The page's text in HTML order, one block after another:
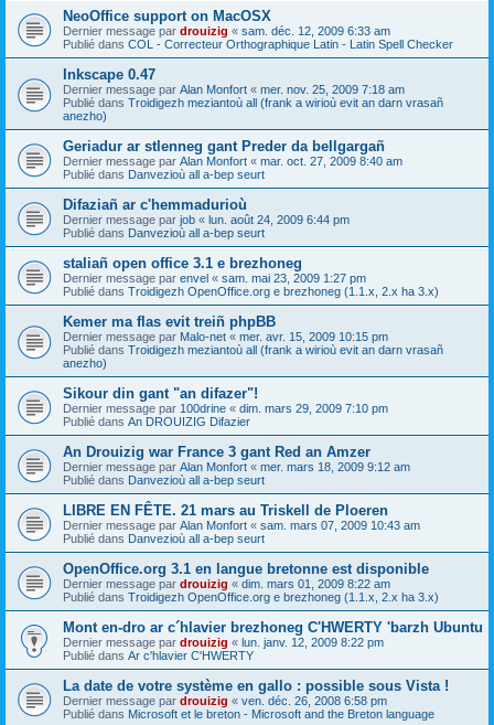
NeoOffice support on MacOSX
Dernier message par drouizig « sam. déc. 12, 2009 6:33 am
Publié dans COL - Correcteur Orthographique Latin - Latin Spell Checker
Inkscape 0.47
Dernier message par Alan Monfort « mer. nov. 25, 2009 7:18 am
Publié dans Troidigezh meziantoù all (frank a wirioù evit an darn vrasañ
anezho)
Geriadur ar stlenneg gant Preder da bellgargañ
Dernier message par Alan Monfort « mar. oct. 27, 2009 8:40 am
Publié dans Danvezioù all a-bep seurt
Difaziañ ar c'hemmadurioù
Dernier message par job « lun. août 24, 2009 6:44 pm
Publié dans Danvezioù all a-bep seurt
staliañ open office 3.1 e brezhoneg
Dernier message par envel « sam. mai 23, 2009 1:27 pm
Publié dans Troidigezh OpenOffice.org e brezhoneg (1.1.x, 2.x ha 3.x)
Kemer ma flas evit treiñ phpBB
Dernier message par Malo-net « mer. avr. 15, 2009 10:15 pm
Publié dans Troidigezh meziantoù all (frank a wirioù evit an darn vrasañ
anezho)
Sikour din gant "an difazer"!
Dernier message par 100drine « dim. mars 29, 2009 7:10 pm
Publié dans An DROUIZIG Difazier
An Drouizig war France 3 gant Red an Amzer
Dernier message par Alan Monfort « mer. mars 18, 2009 9:12 am
Publié dans Danvezioù all a-bep seurt
LIBRE EN FÊTE. 21 mars au Triskell de Ploeren
Dernier message par Alan Monfort « sam. mars 07, 2009 10:43 am
Publié dans Danvezioù all a-bep seurt
OpenOffice.org 3.1 en langue bretonne est disponible
Dernier message par drouizig « dim. mars 01, 2009 8:22 am
Publié dans Troidigezh OpenOffice.org e brezhoneg (1.1.x, 2.x ha 3.x)
Mont en-dro ar c´hlavier brezhoneg C'HWERTY 'barzh Ubuntu
Dernier message par drouizig « lun. janv. 12, 2009 8:22 pm
Publié dans Ar c'hlavier C'HWERTY
La date de votre système en gallo : possible sous Vista !
Dernier message par drouizig « ven. déc. 26, 2008 6:58 pm
Publié dans Microsoft et le breton - Microsoft and the Breton language